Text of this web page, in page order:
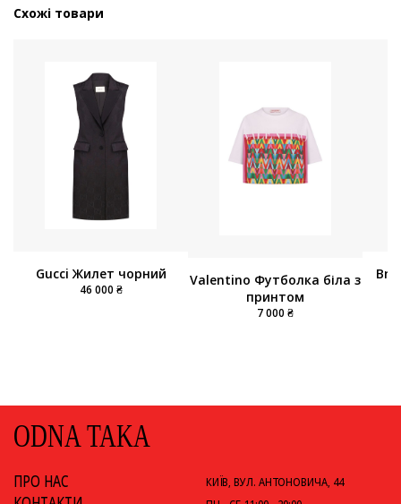
Схожі товари
Gucci Жилет чорний
46 000 ₴
Valentino Футболка біла з
принтом
7 000 ₴
ODNA TAKA
ПРО НАС
КИЇВ, ВУЛ. АНТОНОВИЧА, 44